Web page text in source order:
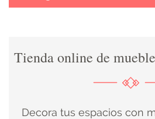
DECOBODAS
Tienda online de
Decora tus espacios con